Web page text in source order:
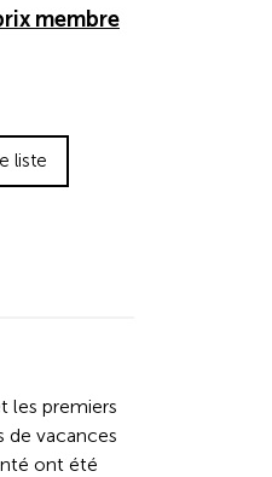
membre
liste
les premiers
de vacances
ont été